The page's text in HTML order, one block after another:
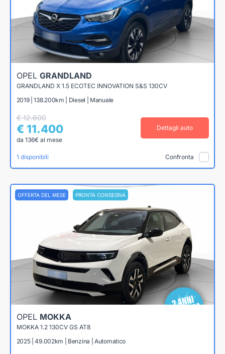
OPEL GRANDLAND
GRANDLAND X 1.5 ECOTEC INNOVATION S&S 130CV
2019 | 138.200km | Diesel | Manuale
€ 12.600
€ 11.400
da 136€ al mese
Dettagli auto
1 disponibili Confronta
OFFERTA DEL MESE PRONTA CONSEGNA
OPEL MOKKA
MOKKA 1.2 130CV GS AT8
2025 | 49.002km | Benzina | Automatico